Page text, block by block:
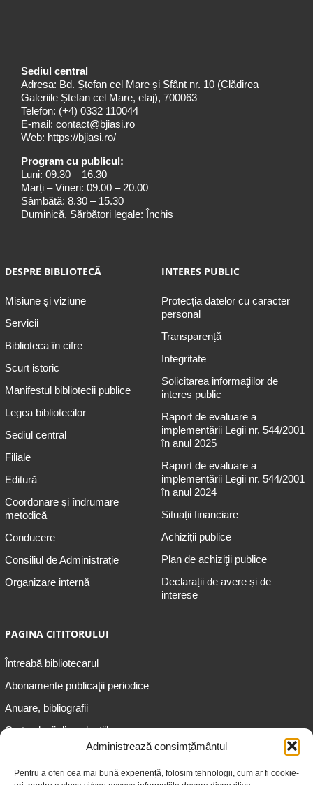
Administrează consimțământul
Pentru a oferi cea mai bună experiență, folosim tehnologii, cum ar fi cookie-
Sediul central
Adresa: Bd. Ștefan cel Mare și Sfânt nr. 10 (Clădirea
Galeriile Ștefan cel Mare, etaj), 700063
Telefon: (+4) 0332 110044
E-mail: contact@bjiasi.ro
Web: https://bjiasi.ro/
Program cu publicul:
Luni: 09.30 – 16.30
Marți – Vineri: 09.00 – 20.00
Sâmbătă: 8.30 – 15.30
Duminică, Sărbători legale: Închis
DESPRE BIBLIOTECĂ
Misiune şi viziune
Servicii
Biblioteca în cifre
Scurt istoric
Manifestul bibliotecii publice
Legea bibliotecilor
Sediul central
Filiale
Editură
Coordonare și îndrumare
metodică
Conducere
Consiliul de Administrație
Organizare internă
INTERES PUBLIC
Protecția datelor cu caracter
personal
Transparență
Integritate
Solicitarea informaţiilor de
interes public
Raport de evaluare a
implementării Legii nr. 544/2001
în anul 2025
Raport de evaluare a
implementării Legii nr. 544/2001
în anul 2024
Situații financiare
Achiziții publice
Plan de achiziţii publice
Declarații de avere și de
interese
PAGINA CITITORULUI
Întreabă bibliotecarul
Abonamente publicaţii periodice
Anuare, bibliografii
Cartea lunii din colecțiile